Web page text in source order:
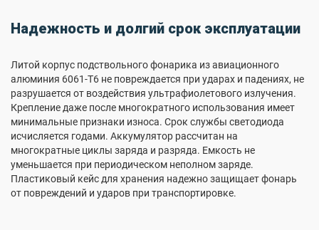
Надежность и долгий срок эксплуатации
Литой корпус подствольного фонарика из авиационного
алюминия 6061-T6 не повреждается при ударах и падениях, не
разрушается от воздействия ультрафиолетового излучения.
Крепление даже после многократного использования имеет
минимальные признаки износа. Срок службы светодиода
исчисляется годами. Аккумулятор рассчитан на
многократные циклы заряда и разряда. Емкость не
уменьшается при периодическом неполном заряде.
Пластиковый кейс для хранения надежно защищает фонарь
от повреждений и ударов при транспортировке.